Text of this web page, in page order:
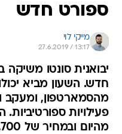
ספורט חדש
מייקי לוי
27.6.2019 / 13:17
יבואנית סונטו
חדש. השעון מביא
פעילויות
מהיום ובמחיר של 1,700 שקלים בלבד